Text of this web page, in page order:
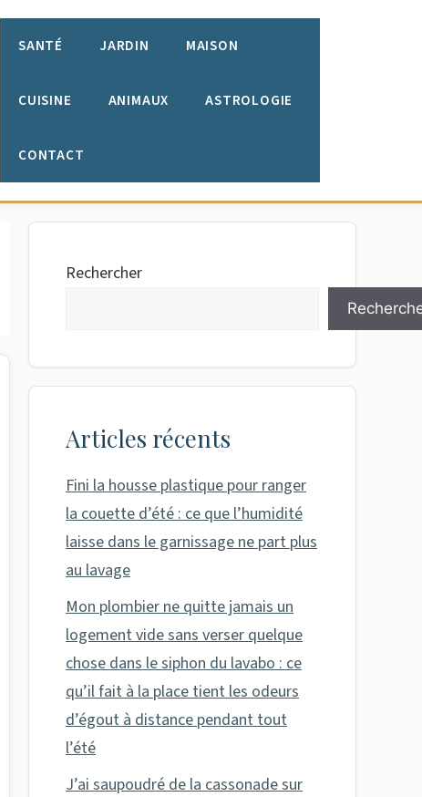
SANTÉ JARDIN MAISON
CUISINE ANIMAUX ASTROLOGIE
CONTACT
Rechercher
Articles récents
Fini la housse plastique pour ranger
la couette d’été : ce que l’humidité
laisse dans le garnissage ne part plus
au lavage
Mon plombier ne quitte jamais un
logement vide sans verser quelque
chose dans le siphon du lavabo : ce
qu’il fait à la place tient les odeurs
d’égout à distance pendant tout
l’été
J’ai saupoudré de la cassonade sur